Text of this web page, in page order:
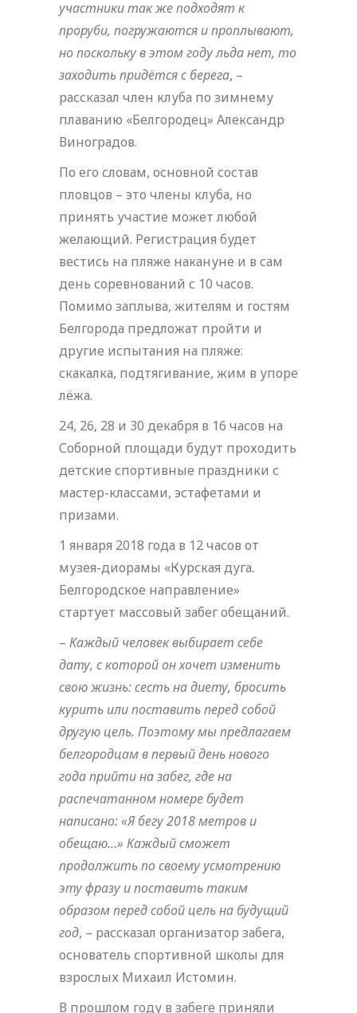
участники так же подходят к
проруби, погружаются и проплывают,
но поскольку в этом году льда нет, то
заходить придётся с берега, –
рассказал член клуба по зимнему
плаванию «Белгородец» Александр
Виноградов.
По его словам, основной состав
пловцов – это члены клуба, но
принять участие может любой
желающий. Регистрация будет
вестись на пляже накануне и в сам
день соревнований с 10 часов.
Помимо заплыва, жителям и гостям
Белгорода предложат пройти и
другие испытания на пляже:
скакалка, подтягивание, жим в упоре
лёжа.
24, 26, 28 и 30 декабря в 16 часов на
Соборной площади будут проходить
детские спортивные праздники с
мастер-классами, эстафетами и
призами.
1 января 2018 года в 12 часов от
музея-диорамы «Курская дуга.
Белгородское направление»
стартует массовый забег обещаний.
– Каждый человек выбирает себе
дату, с которой он хочет изменить
свою жизнь: сесть на диету, бросить
курить или поставить перед собой
другую цель. Поэтому мы предлагаем
белгородцам в первый день нового
года прийти на забег, где на
распечатанном номере будет
написано: «Я бегу 2018 метров и
обещаю…» Каждый сможет
продолжить по своему усмотрению
эту фразу и поставить таким
образом перед собой цель на будущий
год, – рассказал организатор забега,
основатель спортивной школы для
взрослых Михаил Истомин.
В прошлом году в забеге приняли